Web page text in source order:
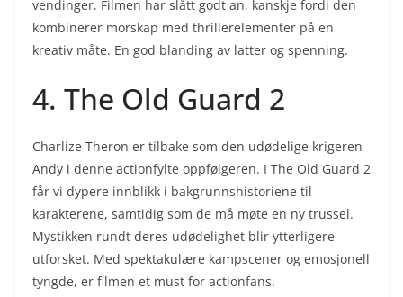
vendinger. Filmen har slått godt an, kanskje fordi den
kombinerer morskap med thrillerelementer på en
kreativ måte. En god blanding av latter og spenning.
4. The Old Guard 2
Charlize Theron er tilbake som den udødelige krigeren
Andy i denne actionfylte oppfølgeren. I The Old Guard 2
får vi dypere innblikk i bakgrunnshistoriene til
karakterene, samtidig som de må møte en ny trussel.
Mystikken rundt deres udødelighet blir ytterligere
utforsket. Med spektakulære kampscener og emosjonell
tyngde, er filmen et must for actionfans.